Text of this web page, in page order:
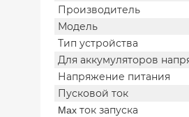
Производитель
Модель
Тип устройства
Для аккумуляторов
Напряжение питания
Пусковой ток
Max ток запуска